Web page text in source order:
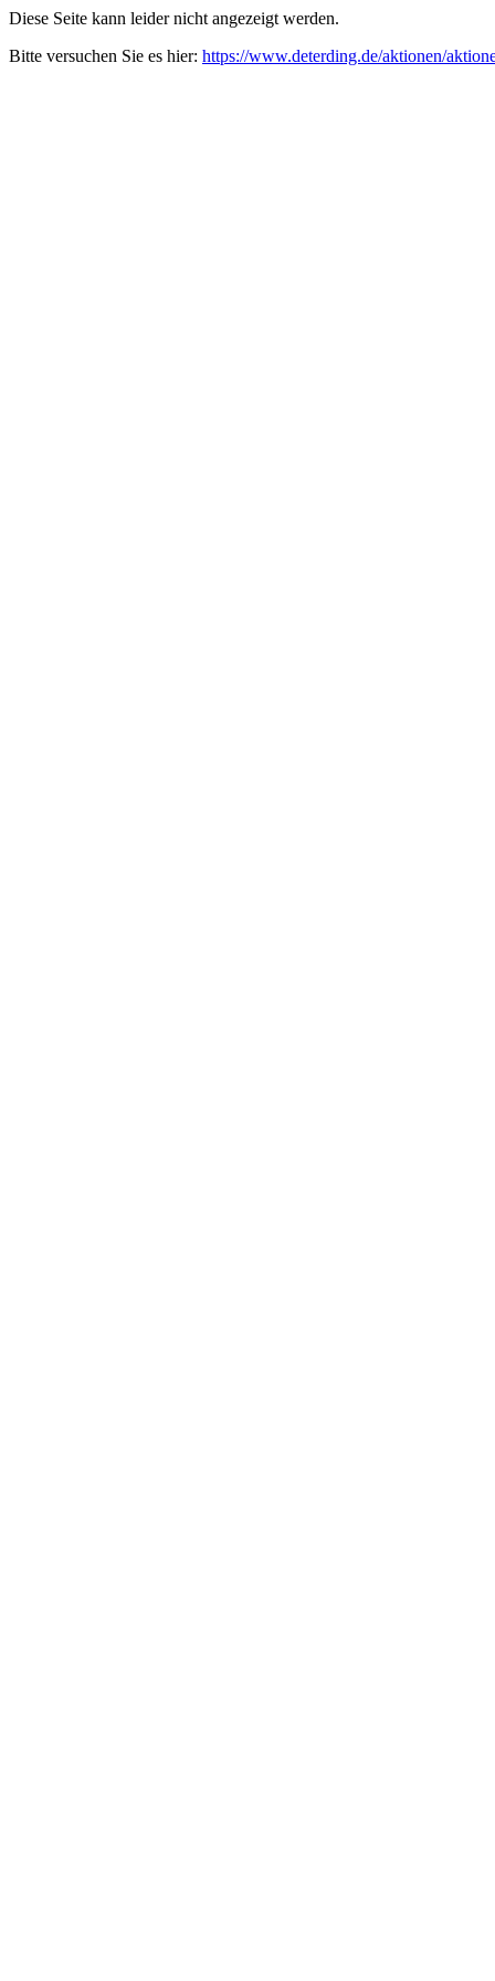
Diese Seite kann leider nicht angezeigt werden.
Bitte versuchen Sie es hier: https://www.deterding.de/aktionen/